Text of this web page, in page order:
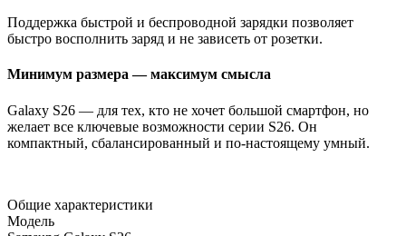
Поддержка быстрой и беспроводной зарядки позволяет
быстро восполнить заряд и не зависеть от розетки.
Минимум размера — максимум смысла
Galaxy S26 — для тех, кто не хочет большой смартфон, но
желает все ключевые возможности серии S26. Он
компактный, сбалансированный и по-настоящему умный.
Общие характеристики
Модель